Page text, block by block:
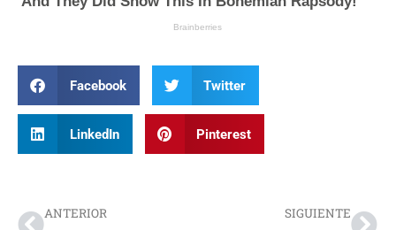
Facebook Twitter
LinkedIn Pinterest
ANTERIOR SIGUIENTE